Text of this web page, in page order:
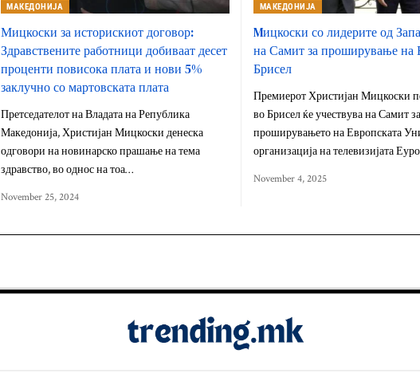
МАКЕДОНИЈА
Мицкоски за историскиот договор:
Здравствените работници добиваат десет
проценти повисока плата и нови 5%
заклучно со мартовската плата
Претседателот на Владата на Република
Македонија, Христијан Мицкоски денеска
одговори на новинарско прашање на тема
здравство, во однос на тоа…
November 25, 2024
МАКЕДОНИЈА
Mицкоски со лидерите од
на Самит за проширување на
Брисел
Премиерот Христијан Мицкоски
во Брисел ќе учествува на Самит за
проширувањето на Европската
организација на телевизијата
November 4, 2025